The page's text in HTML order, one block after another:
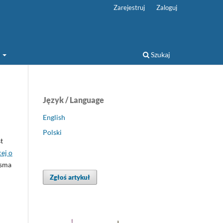
Szukaj
Zarejestruj Zaloguj
o
Język / Language
English
Polski
Zgłoś artykuł